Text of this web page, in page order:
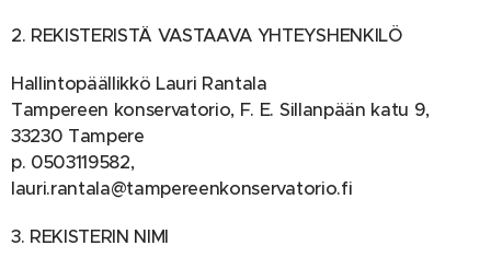
2. REKISTERISTÄ VASTAAVA YHTEYSHENKILÖ
Hallintopäällikkö Lauri Rantala
Tampereen konservatorio, F. E. Sillanpään katu 9,
33230 Tampere
p. 0503119582,
lauri.rantala@tampereenkonservatorio.fi
3. REKISTERIN NIMI